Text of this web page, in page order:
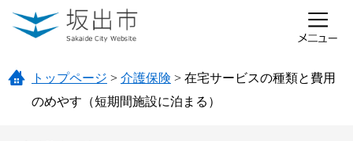
ページの先頭です。
メニューを飛ばして本文へ
トップページ > 介護保険 > 在宅サービスの種類と費用
のめやす（短期間施設に泊まる）